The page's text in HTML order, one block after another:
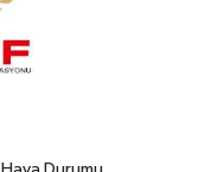
Hava Durumu